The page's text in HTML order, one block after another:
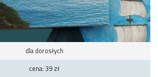
dla dorosłych
cena: 39 zł